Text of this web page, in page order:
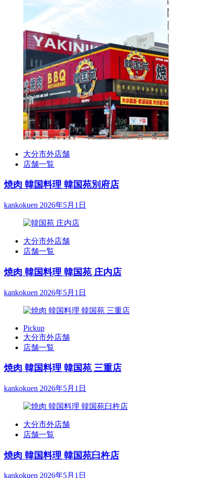
大分市外店舗
店舗一覧
焼肉 韓国料理 韓国苑別府店
kankokuen 2026年5月1日
大分市外店舗
店舗一覧
焼肉 韓国料理 韓国苑 庄内店
kankokuen 2026年5月1日
Pickup
大分市外店舗
店舗一覧
焼肉 韓国料理 韓国苑 三重店
kankokuen 2026年5月1日
大分市外店舗
店舗一覧
焼肉 韓国料理 韓国苑臼杵店
kankokuen 2026年5月1日